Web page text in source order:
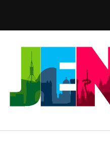
(presiona
Intro)